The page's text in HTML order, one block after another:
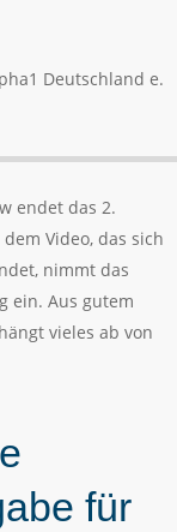
Deutschland e.
endet das 2.
Video, das sich
nimmt das
ein. Aus gutem
vieles ab von
für